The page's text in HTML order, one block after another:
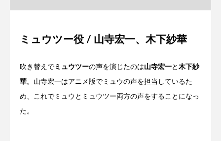
ミュウツー役 / 山寺宏一、木下紗華
吹き替えで ミュウツーの声を演じたのは山寺宏一と 木下紗
華。山寺宏一はアニメ版でミュウの声を担当しているた
め、これでミュウとミュウツー両方の声をすることになっ
た。